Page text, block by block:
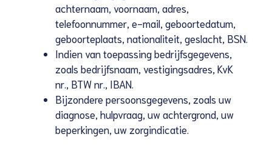
achternaam, voornaam, adres,
telefoonnummer, e-mail, geboortedatum,
geboorteplaats, nationaliteit, geslacht, BSN.
Indien van toepassing bedrijfsgegevens,
zoals bedrijfsnaam, vestigingsadres, KvK
nr., BTW nr., IBAN.
Bijzondere persoonsgegevens, zoals uw
diagnose, hulpvraag, uw achtergrond, uw
beperkingen, uw zorgindicatie.